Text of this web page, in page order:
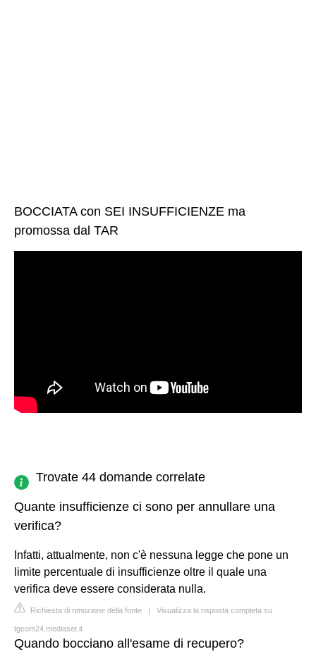
BOCCIATA con SEI INSUFFICIENZE ma
promossa dal TAR
Trovate 44 domande correlate
Quante insufficienze ci sono per annullare una
verifica?
Infatti, attualmente, non c'è nessuna legge che pone un
limite percentuale di insufficienze oltre il quale una
verifica deve essere considerata nulla.
Richiesta di rimozione della fonte | Visualizza la risposta completa su
tgcom24.mediaset.it
Quando bocciano all'esame di recupero?